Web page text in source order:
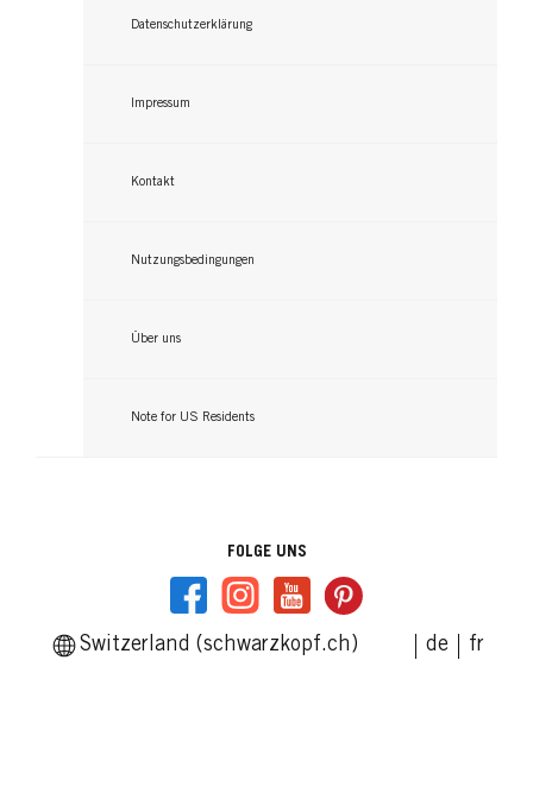
Datenschutzerklärung
Impressum
Kontakt
Nutzungsbedingungen
Über uns
Note for US Residents
FOLGE UNS
Switzerland (schwarzkopf.ch) de fr